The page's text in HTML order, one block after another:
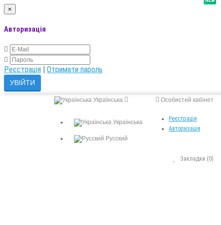
×
Авторизація
Реєстрація | Отримати пароль
Особистий кабінет
Реєстрація
Авторизація
Українська
Українська
Русский
Закладки (0)